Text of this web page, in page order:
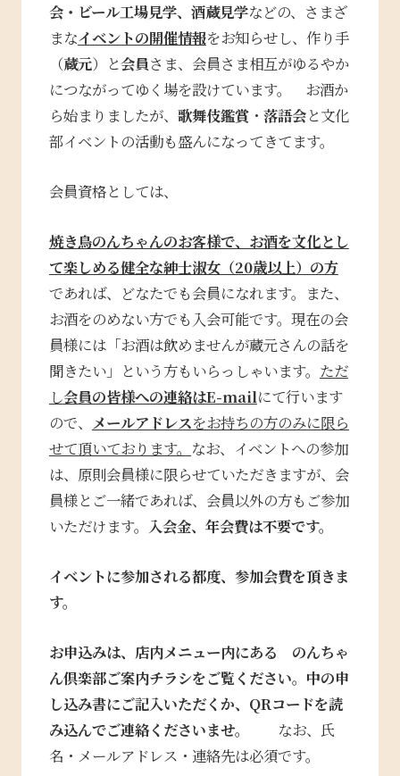
会・ビール工場見学、酒蔵見学などの、さまざ
まなイベントの開催情報をお知らせし、作り手
（蔵元）と会員さま、会員さま相互がゆるやか
につながってゆく場を設けています。 お酒か
ら始まりましたが、 歌舞伎鑑賞・ 落語会と文化
部イベントの活動も盛んになってきてます。
会員資格としては、
焼き鳥のんちゃんのお客様で、お酒を文化とし
て楽しめる健全な紳士淑女（20歳以上）の方
であれば、どなたでも会員になれます。また、
お酒をのめない方でも入会可能です。現在の会
員様には「お酒は飲めませんが蔵元さんの話を
聞きたい」という方もいらっしゃいます。 ただ
し会員の皆様への連絡はE-mailにて行います
ので、 メールアドレスをお持ちの方のみに限ら
せて頂いております。 なお、イベントへの参加
は、原則会員様に限らせていただきますが、会
員様とご一緒であれば、会員以外の方もご参加
いただけます。 入会金、年会費は不要です。
イベントに参加される都度、参加会費を頂きま
す。
お申込みは、店内メニュー内にある のんちゃ
ん倶楽部ご案内チラシをご覧ください。中の申
し込み書にご記入いただくか、QRコードを読
み込んでご連絡くださいませ。 なお、氏
名・メールアドレス・連絡先は必須です。